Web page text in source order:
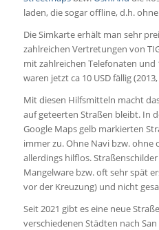
laden, die sogar offline, d.h.
Die Simkarte erhält man sehr
zahlreichen Vertretungen von
mit zahlreichen Telefonaten
waren jetzt ca 10 USD fällig
Mit diesen Hilfsmitteln macht
auf geteerten Straßen bleibt. In
Google Maps gelb markierten
immer zu. Ohne Navi bzw.
allerdings hilflos.
Mangelware bzw. oft sehr spät
vor der Kreuzung) und nicht
Seit 2021 gibt es eine neue
verschiedenen Städten nach